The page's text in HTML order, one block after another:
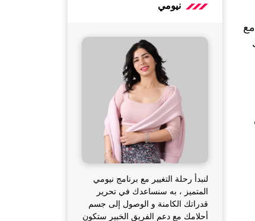
نيومي
لنبدأ رحلة التغيير مع برنامج نيومي
المتميز ، به سنساعدك في تحرير
قدراتك الكامنة و الوصول إلى جسم
أحلامك مع دعم الفريق الخبير ستكون